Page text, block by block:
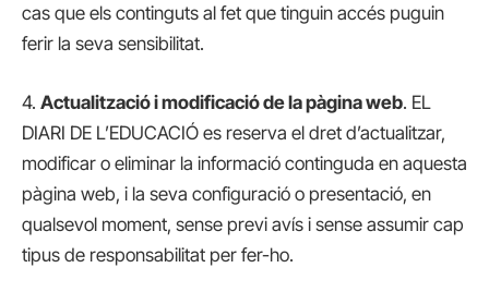
cas que els continguts al fet que tinguin accés puguin
ferir la seva sensibilitat.
4. Actualització i modificació de la pàgina web. EL
DIARI DE L’EDUCACIÓ es reserva el dret d’actualitzar,
modificar o eliminar la informació continguda en aquesta
pàgina web, i la seva configuració o presentació, en
qualsevol moment, sense previ avís i sense assumir cap
tipus de responsabilitat per fer-ho.